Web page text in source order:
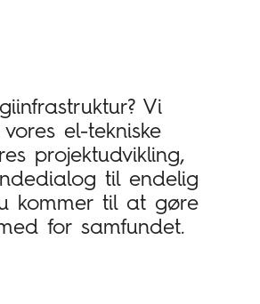
Vi
el-tekniske
projektudvikling,
til endelig
kommer til at gøre
for samfundet.